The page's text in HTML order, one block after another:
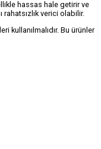
hassas hale getirir ve
verici olabilir.
kullanılmalıdır. Bu ürünler